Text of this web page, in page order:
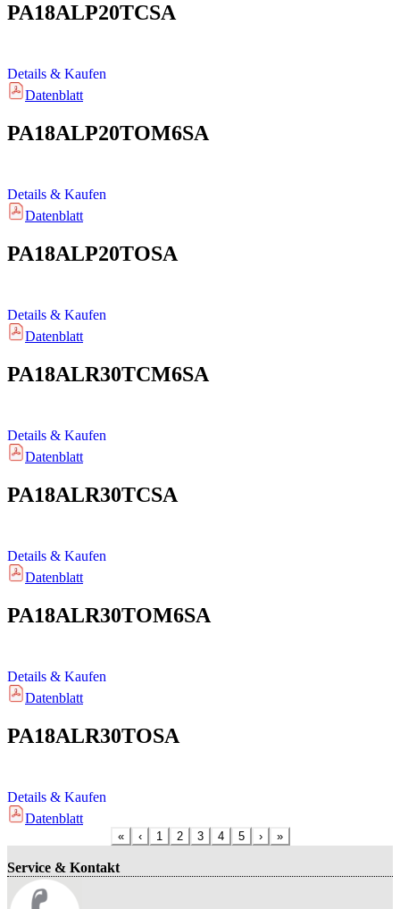
PA18ALP20TCSA
Details & Kaufen
Datenblatt
PA18ALP20TOM6SA
Details & Kaufen
Datenblatt
PA18ALP20TOSA
Details & Kaufen
Datenblatt
PA18ALR30TCM6SA
Details & Kaufen
Datenblatt
PA18ALR30TCSA
Details & Kaufen
Datenblatt
PA18ALR30TOM6SA
Details & Kaufen
Datenblatt
PA18ALR30TOSA
Details & Kaufen
Datenblatt
« ‹ 1 2 3 4 5 › »
Service & Kontakt